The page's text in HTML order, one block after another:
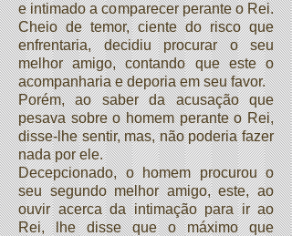
e intimado a comparecer perante o Rei.
Cheio de temor, ciente do risco que
enfrentaria, decidiu procurar o seu
melhor amigo, contando que este o
acompanharia e deporia em seu favor.
Porém, ao saber da acusação que
pesava sobre o homem perante o Rei,
disse-lhe sentir, mas, não poderia fazer
nada por ele.
Decepcionado, o homem procurou o
seu segundo melhor amigo, este, ao
ouvir acerca da intimação para ir ao
Rei, lhe disse que o máximo que